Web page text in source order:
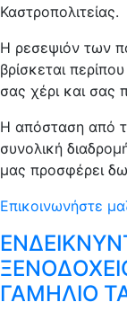
Καστροπολιτείας.
Η ρεσεψιόν των
βρίσκεται
σας χέρι και σας
Η απόσταση από
συνολική
μας προσφέρει
Επικοινωνήστε
ΓΑΜΗΛΙΟ